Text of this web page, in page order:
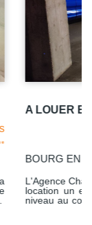
A LOUER EMPLACEMENT DE PARKING DANS SOUS SOL COPROPRIETE SECURISEE
74 €/mois
comprises **
propose à la
sol au 2ème
une porte